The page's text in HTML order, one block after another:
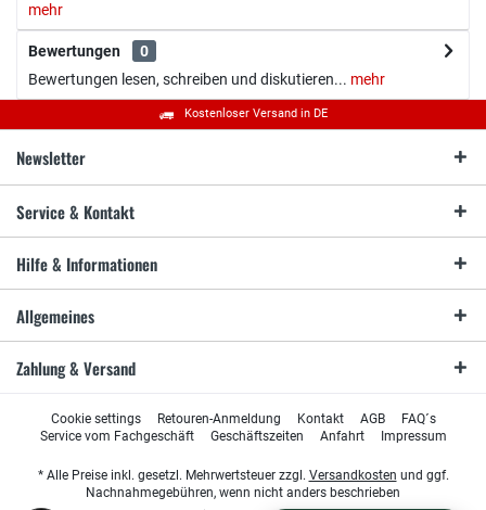
mehr
Bewertungen
0
Bewertungen lesen, schreiben und diskutieren... mehr
Kostenloser Versand in DE
Newsletter
Service & Kontakt
Hilfe & Informationen
Allgemeines
Zahlung & Versand
Cookie settings Retouren-Anmeldung Kontakt AGB
FAQ´s
Service vom Fachgeschäft
Geschäftszeiten Anfahrt Impressum
* Alle Preise inkl. gesetzl. Mehrwertsteuer zzgl. Versandkosten und ggf.
Nachnahmegebühren, wenn nicht anders beschrieben